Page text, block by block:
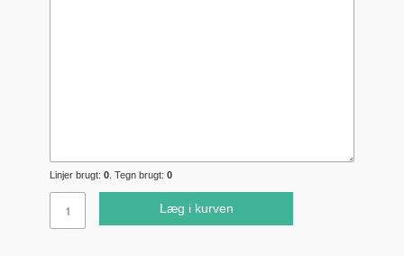
Linjer brugt: 0 . Tegn brugt: 0
Læg i kurven